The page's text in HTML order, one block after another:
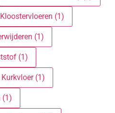
Kloostervloeren (1)
(1)
(1)
Kurkvloer (1)
(1)